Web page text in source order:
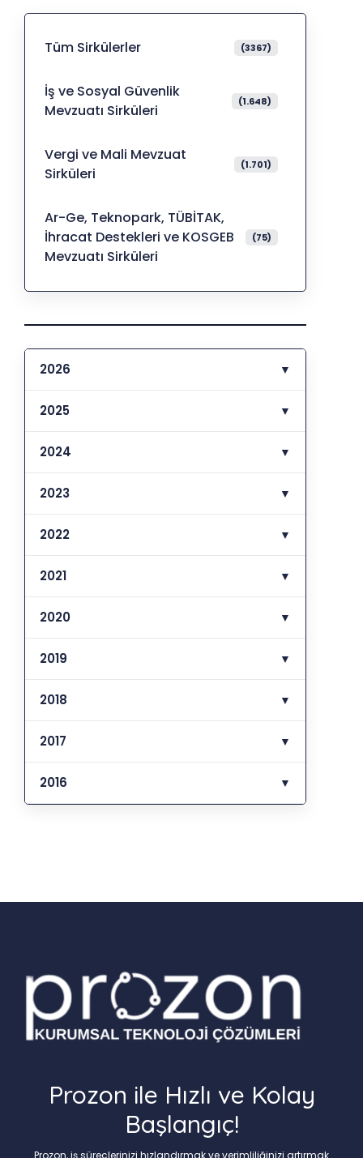
Tüm Sirkülerler (3367)
İş ve Sosyal Güvenlik
Mevzuatı Sirküleri
(1.648)
Vergi ve Mali Mevzuat
Sirküleri
(1.701)
Ar-Ge, Teknopark, TÜBİTAK,
İhracat Destekleri ve KOSGEB
Mevzuatı Sirküleri
(75)
2026 ▼
2025 ▼
2024 ▼
2023 ▼
2022 ▼
2021 ▼
2020 ▼
2019 ▼
2018 ▼
2017 ▼
2016 ▼
Prozon ile Hızlı ve Kolay
Başlangıç!
Prozon, iş süreçlerinizi hızlandırmak ve verimliliğinizi artırmak